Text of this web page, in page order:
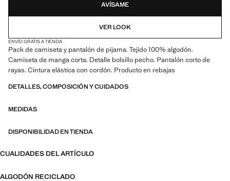
AVÍSAME
VER LOOK
ENVÍO GRATIS A TIENDA
Pack de camiseta y pantalón de pijama. Tejido 100% algodón.
Camiseta de manga corta. Detalle bolsillo pecho. Pantalón corto de
rayas. Cintura elástica con cordón. Producto en rebajas
DETALLES, COMPOSICIÓN Y CUIDADOS
MEDIDAS
DISPONIBILIDAD EN TIENDA
CUALIDADES DEL ARTÍCULO
ALGODÓN RECICLADO